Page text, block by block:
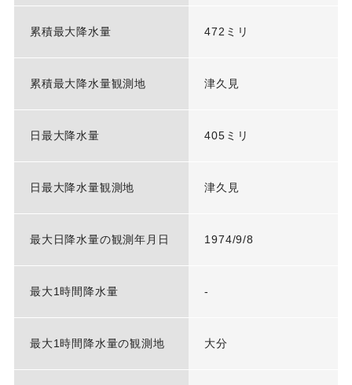
累積最大降水量 472ミリ
累積最大降水量観測地 津久見
日最大降水量 405ミリ
日最大降水量観測地 津久見
最大日降水量の観測年月日 1974/9/8
最大1時間降水量 -
最大1時間降水量の観測地 大分